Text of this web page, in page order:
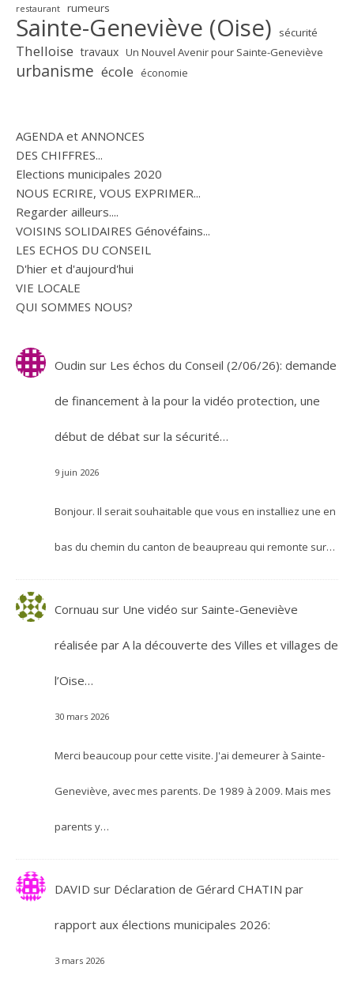
restaurant rumeurs
Sainte-Geneviève (Oise) sécurité
Thelloise travaux Un Nouvel Avenir pour Sainte-Geneviève
urbanisme école économie
AGENDA et ANNONCES
DES CHIFFRES...
Elections municipales 2020
NOUS ECRIRE, VOUS EXPRIMER...
Regarder ailleurs....
VOISINS SOLIDAIRES Génovéfains...
LES ECHOS DU CONSEIL
D'hier et d'aujourd'hui
VIE LOCALE
QUI SOMMES NOUS?
Oudin sur Les échos du Conseil (2/06/26): demande
de financement à la pour la vidéo protection, une
début de débat sur la sécurité…
9 juin 2026
Bonjour. Il serait souhaitable que vous en installiez une en
bas du chemin du canton de beaupreau qui remonte sur…
Cornuau sur Une vidéo sur Sainte-Geneviève
réalisée par A la découverte des Villes et villages de
l’Oise…
30 mars 2026
Merci beaucoup pour cette visite. J'ai demeurer à Sainte-
Geneviève, avec mes parents. De 1989 à 2009. Mais mes
parents y…
DAVID sur Déclaration de Gérard CHATIN par
rapport aux élections municipales 2026:
3 mars 2026